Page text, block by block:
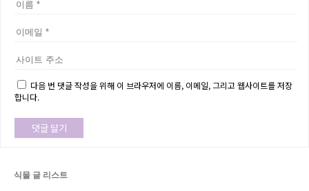
다음 번 댓글 작성을 위해 이 브라우저에 이름, 이메일, 그리고 웹사이트를 저장
합니다.
식물 글 리스트